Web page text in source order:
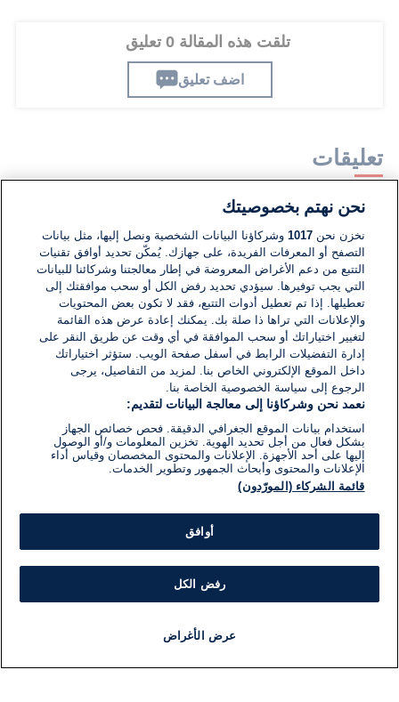
تلقت هذه المقالة 0 تعليق
اضف تعليق
تعليقات
لا توجد تعليقات مكتوبة حتى الآن. كن الأول!
اكتب تعليقًا جديدًا ...
نحن نهتم بخصوصيتك
نخزن نحن1017 وشركاؤنا البيانات الشخصية ونصل إليها، مثل بيانات
التصفح أو المعرفات الفريدة، على جهازك. يُمكّن تحديد أوافق تقنيات
التتبع من دعم الأغراض المعروضة في إطار معالجتنا وشركائنا للبيانات
التي يجب توفيرها. سيؤدي تحديد رفض الكل أو سحب موافقتك إلى
تعطيلها. إذا تم تعطيل أدوات التتبع، فقد لا تكون بعض المحتويات
والإعلانات التي تراها ذا صلة بك. يمكنك إعادة عرض هذه القائمة
لتغيير اختياراتك أو سحب الموافقة في أي وقت عن طريق النقر على
إدارة التفضيلات الرابط في أسفل صفحة الويب. ستؤثر اختياراتك
داخل الموقع الإلكتروني الخاص بنا. لمزيد من التفاصيل، يرجى
الرجوع إلى سياسة الخصوصية الخاصة بنا.
نعمد نحن وشركاؤنا إلى معالجة البيانات لتقديم:
استخدام بيانات الموقع الجغرافي الدقيقة. فحص خصائص الجهاز
بشكل فعال من أجل تحديد الهوية. تخزين المعلومات و/أو الوصول
إليها على أحد الأجهزة. الإعلانات والمحتوى المخصصان وقياس أداء
الإعلانات والمحتوى وأبحاث الجمهور وتطوير الخدمات.
قائمة الشركاء (المورّدون)
أوافق
رفض الكل
عرض الأغراض